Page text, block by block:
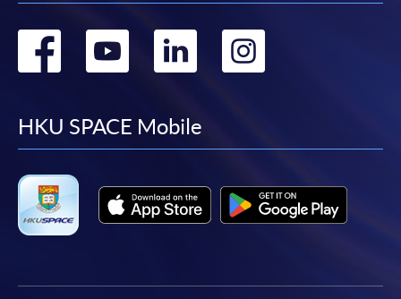
Go
facebook
Go
youtube
Go
linkedin
HKU SPACE Mobile